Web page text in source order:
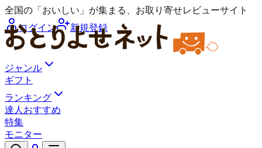
全国の「おいしい」が集まる、お取り寄せレビューサイト
ログイン
新規登録
ジャンル
ギフト
ランキング
達人おすすめ
特集
モニター